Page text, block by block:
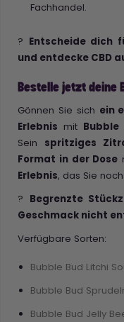
Fachhandel.
? Entscheide dich
und entdecke CBD
Bestelle jetzt deine
Gönnen Sie sich ein
Erlebnis mit Bubble
Sein spritziges
Format in der Dose
Erlebnis, das Sie
? Begrenzte
Geschmack nicht
Verfügbare Sorten:
Bubble Bud Litchi
Bubble Bud
Bubble Bud Jelly